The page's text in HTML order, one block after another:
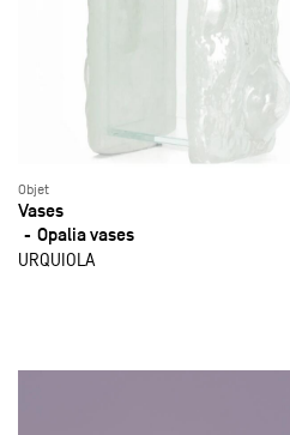
Objet
Vases
Opalia vases
URQUIOLA